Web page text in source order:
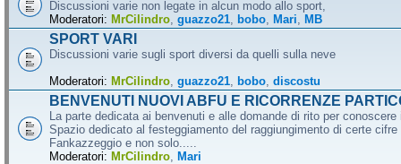
Discussioni varie non legate in alcun modo allo sport,
Moderatori: MrCilindro guazzo21 bobo Mari MB
SPORT VARI
Discussioni varie sugli sport diversi da quelli sulla neve
Moderatori: MrCilindro guazzo21 bobo discostu
BENVENUTI NUOVI ABFU E RICORRENZE
La parte dedicata ai benvenuti e alle domande di rito per
Spazio dedicato al festeggiamento del raggiungimento di certe cifre
Fankazzeggio e non solo.....
Moderatori: MrCilindro Mari